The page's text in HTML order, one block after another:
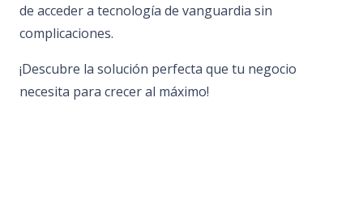
de acceder a tecnología de vanguardia sin
complicaciones.
¡Descubre la solución perfecta que tu negocio
necesita para crecer al máximo!